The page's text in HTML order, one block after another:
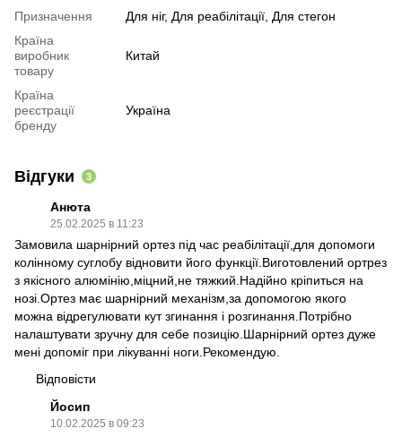
Призначення
Для ніг, Для реабілітації, Для стегон
Країна
виробник
товару
Китай
Країна
реєстрації
бренду
Україна
Відгуки 3
Анюта
25.02.2025 в 11:23
Замовила шарнірний ортез під час реабілітації,для допомоги
колінному суглобу відновити його функції.Виготовлений ортрез
з якісного алюмінію,міцний,не тяжкий.Надійно кріпиться на
нозі.Ортез має шарнірний механізм,за допомогою якого
можна відрегулювати кут згинання і розгинання.Потрібно
налаштувати зручну для себе позицію.Шарнірний ортез дуже
мені допоміг при лікуванні ноги.Рекомендую.
Відповісти
Йосип
10.02.2025 в 09:23